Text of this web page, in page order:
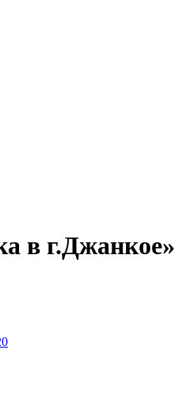
в г.Джанкое»